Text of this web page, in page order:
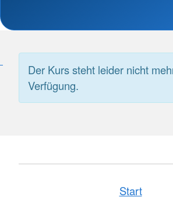
Der Kurs steht leider nicht
Verfügung.
Start